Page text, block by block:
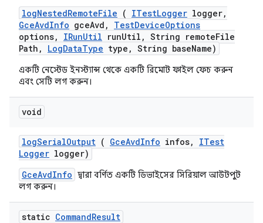
logNestedRemoteFile ( ITestLogger logger,
GceAvdInfo gceAvd , TestDeviceOptions
options, IRunUtil runUtil , String remoteFile
Path , LogDataType type , String baseName)
একটি নেস্টেড ইনস্ট্যান্স থেকে একটি রিমোট ফাইল ফেচ করুন
এবং সেটি লগ করুন।
void
logSerialOutput ( GceAvdInfo infos,
ITest
Logger logger)
GceAvdInfo দ্বারা বর্ণিত একটি ডিভাইসের সিরিয়াল আউটপুট
লগ করুন।
static CommandResult